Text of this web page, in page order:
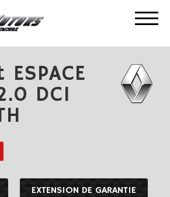
(3) 2.0 DCI 130 25TH
DCI
EXTENSION DE GARANTIE